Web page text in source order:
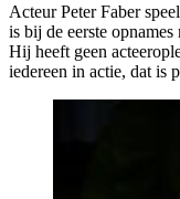
Acteur Peter Faber
is bij de eerste
Hij heeft geen
iedereen in actie, dat is